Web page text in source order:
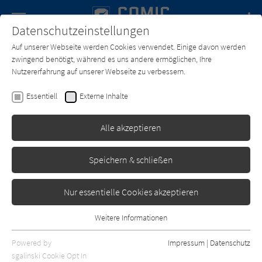
SUCHE Forum Charts Newsletter
Mirka Andolfo
Standard
nur rezensierte Titel anzeigen
Datenschutzeinstellungen
Auf unserer Webseite werden Cookies verwendet. Einige davon werden
zwingend benötigt, während es uns andere ermöglichen, Ihre
Nutzererfahrung auf unserer Webseite zu verbessern.
Essentiell Externe Inhalte
Alle akzeptieren
Speichern & schließen
Nur essentielle Cookies akzeptieren
Essentielle Cookies werden für grundlegende Funktionen der
Webseite benötigt. Dadurch ist gewährleistet, dass die Webseite
Weitere Informationen
Powered by
sgalinski Cookie Opt In
Impressum | Datenschutz